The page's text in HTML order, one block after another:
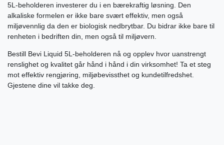
5L-beholderen investerer du i en bærekraftig løsning. Den
alkaliske formelen er ikke bare svært effektiv, men også
miljøvennlig da den er biologisk nedbrytbar. Du bidrar ikke bare til
renheten i bedriften din, men også til miljøvern.
Bestill Bevi Liquid 5L-beholderen nå og opplev hvor uanstrengt
renslighet og kvalitet går hånd i hånd i din virksomhet! Ta et steg
mot effektiv rengjøring, miljøbevissthet og kundetilfredshet.
Gjestene dine vil takke deg.